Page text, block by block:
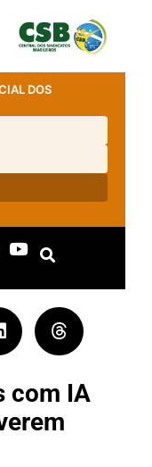
DOS
com IA